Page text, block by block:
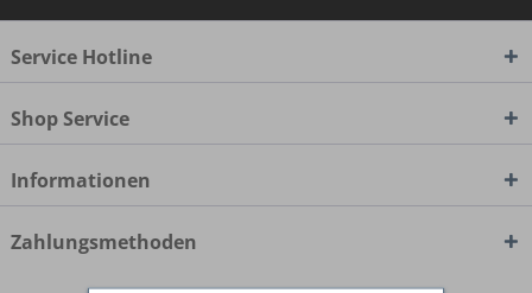
Service Hotline
Shop Service
Informationen
Zahlungsmethoden